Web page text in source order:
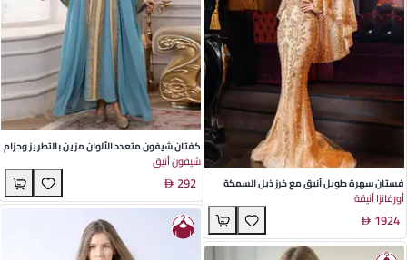
فستان سهرة طويل أنيق مع خرز ذيل السمكة
بلون ذهبي فاخر للمناسبات وحفلات الزفاف -
مثالي للاحتفالات الصيفية
أورغانزا أنيقة
1924
كفتان شيفون متعدد الألوان مزين بالتطريز وحزام
- فستان أنيق بأكمام طويلة للفعاليات الصيفية
والمناسبات الخاصة
شيفون أنيق
292